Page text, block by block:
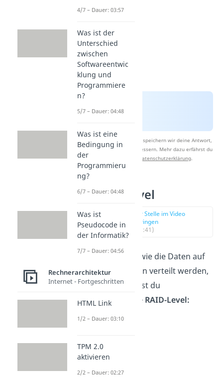
Nach Beantwortung speichern wir deine Antwort,
um Studyflix zu verbessern. Mehr dazu erfährst du
Datenschutzerklärung.
RAID-Level
zur Stelle im Video
springen
(01:41)
Je nachdem, wie die Daten auf
die Festplatten verteilt werden,
unterscheidest du
verschiedene RAID-Level:
RAID 0
4/7 – Dauer: 03:57
Was ist der
Unterschied
zwischen
Softwareentwic
klung und
Programmiere
n?
5/7 – Dauer: 04:48
Was ist eine
Bedingung in
der
Programmieru
ng?
6/7 – Dauer: 04:48
Was ist
Pseudocode in
der Informatik?
7/7 – Dauer: 04:56
Rechnerarchitektur
Internet - Fortgeschritten
HTML Link
1/2 – Dauer: 03:10
TPM 2.0
aktivieren
2/2 – Dauer: 02:27